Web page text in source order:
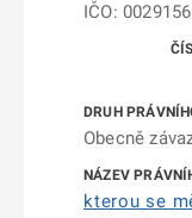
IČO:
Obecně
kterou se